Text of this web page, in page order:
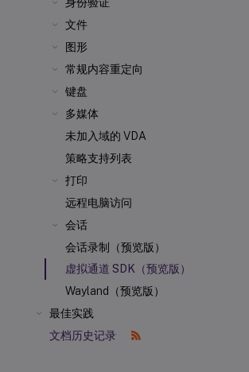
文件
图形
常规内容重定向
键盘
多媒体
未加入域的 VDA
策略支持列表
打印
远程电脑访问
会话
会话录制（预览版）
虚拟通道 SDK（预览版）
Wayland（预览版）
最佳实践
文档历史记录